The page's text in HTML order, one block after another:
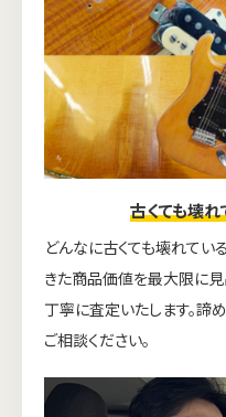
古くても壊れ
どんなに古くても壊れてい
きた商品価値を最大限に
丁寧に査定いたします。諦
ご相談ください。